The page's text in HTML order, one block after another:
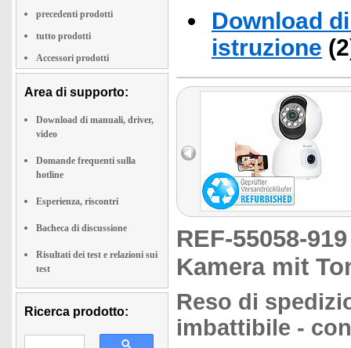
precedenti prodotti
tutto prodotti
Accessori prodotti
Area di supporto:
Download di manuali, driver,
video
Domande frequenti sulla
hotline
Esperienza, riscontri
Bacheca di discussione
Risultati dei test e relazioni sui
test
Ricerca prodotto:
Download
istruzione
REF-55058-
Kamera mit
Reso di
imbattibile -